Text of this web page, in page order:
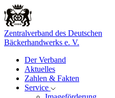
Zentralverband des Deutschen
Bäckerhandwerks e. V.
Der Verband
Aktuelles
Zahlen & Fakten
Service